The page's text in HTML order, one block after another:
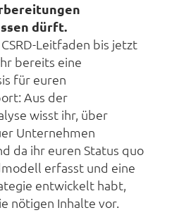
dürft.
Leitfaden bis jetzt
bereits eine
für euren
Aus der
wisst ihr, über
Unternehmen
da ihr euren Status quo
erfasst und eine
entwickelt habt,
nötigen Inhalte vor.